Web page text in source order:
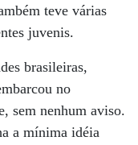
teve várias
juvenis.
brasileiras,
no
sem nenhum aviso.
a mínima idéia